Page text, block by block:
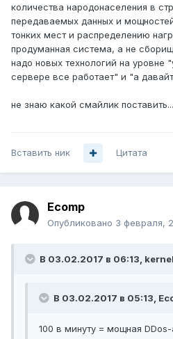
количества народонаселения в
передаваемых данных и
тонких мест и распределению
продуманная система, а не
надо новых технологий на уровне
сервере все работает" и "а
не знаю какой смайлик поставить...
Вставить ник Цитата
Ecomp
Опубликовано 3 февраля,
В 03.02.2017 в 06:13,
В 03.02.2017 в 05:13,
100 в минуту = мощная DDos-